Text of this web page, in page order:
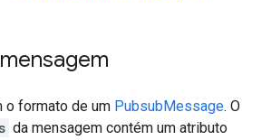
o formato de um PubsubMessage. O
da mensagem contém um atributo